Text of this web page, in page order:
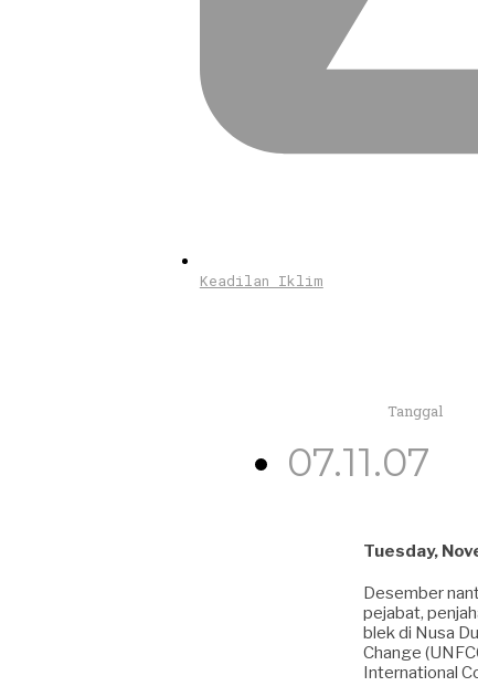
Keadilan Iklim
Tanggal
07.11.07
Tuesday,
Desember
pejabat,
blek di Nusa
Change
International